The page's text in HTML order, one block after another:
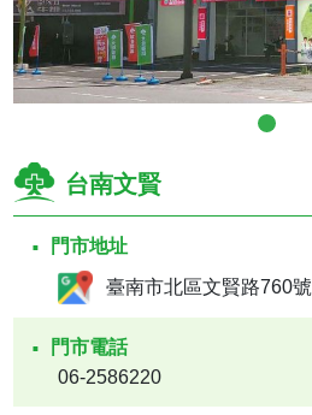
台南文賢
門市地址
臺南市北區文賢路760號
門市電話
06-2586220